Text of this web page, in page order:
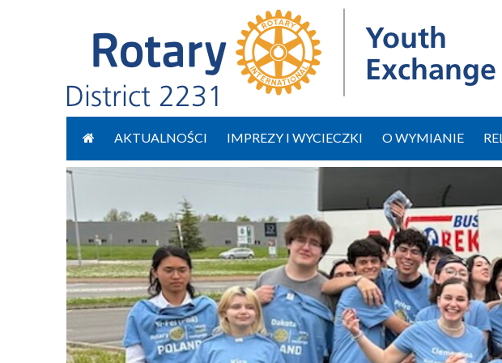
AKTUALNOŚCI IMPREZY I WYCIECZKI O WYMIANIE